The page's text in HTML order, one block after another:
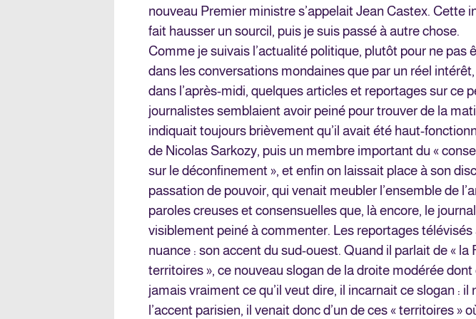
nouveau Premier ministre s’appelait Jean Castex. Cette
fait hausser un sourcil, puis je suis passé à autre chose.
Comme je suivais l’actualité politique, plutôt pour ne pas
dans les conversations mondaines que par un réel
dans l’après-midi, quelques articles et reportages sur ce
journalistes semblaient avoir peiné pour trouver de la
indiquait toujours brièvement qu’il avait été haut-
de Nicolas Sarkozy, puis un membre important du «
sur le déconfinement », et enfin on laissait place à son
passation de pouvoir, qui venait meubler l’ensemble de
paroles creuses et consensuelles que, là encore, le
visiblement peiné à commenter. Les reportages
nuance : son accent du sud-ouest. Quand il parlait de « la
territoires », ce nouveau slogan de la droite modérée dont
jamais vraiment ce qu’il veut dire, il incarnait ce slogan : il
l’accent parisien, il venait donc d’un de ces « territoires »